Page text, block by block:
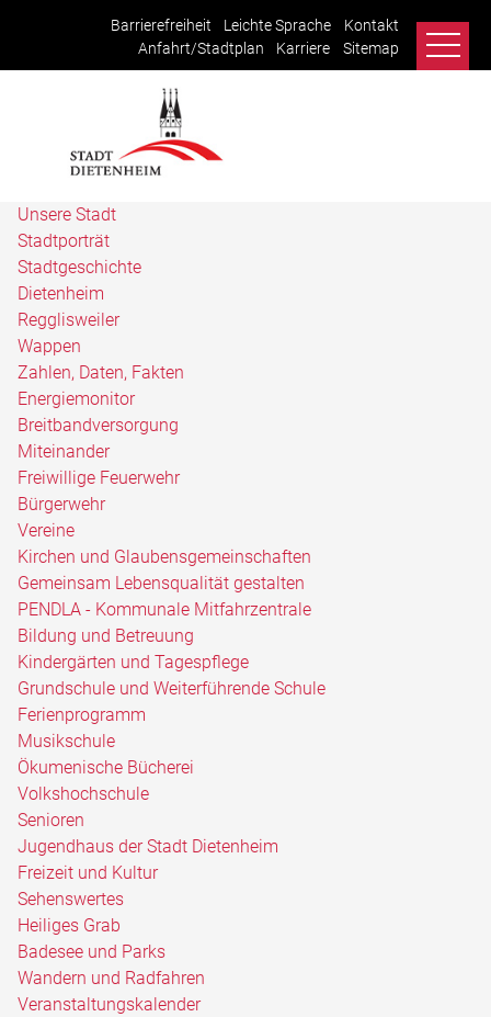
Barrierefreiheit Leichte Sprache
Kontakt
Anfahrt/Stadtplan
Karriere Sitemap
Unsere Stadt
Stadtporträt
Stadtgeschichte
Dietenheim
Regglisweiler
Wappen
Zahlen, Daten, Fakten
Energiemonitor
Breitbandversorgung
Miteinander
Freiwillige Feuerwehr
Bürgerwehr
Vereine
Kirchen und Glaubensgemeinschaften
Gemeinsam Lebensqualität gestalten
PENDLA - Kommunale Mitfahrzentrale
Bildung und Betreuung
Kindergärten und Tagespflege
Grundschule und Weiterführende Schule
Ferienprogramm
Musikschule
Ökumenische Bücherei
Volkshochschule
Senioren
Jugendhaus der Stadt Dietenheim
Freizeit und Kultur
Sehenswertes
Heiliges Grab
Badesee und Parks
Wandern und Radfahren
Veranstaltungskalender